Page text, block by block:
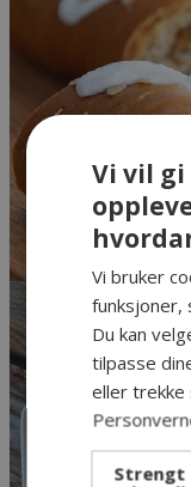
Vi vil gi
Vi bruker
funksjoner,
Du kan
tilpasse
eller trekke
Strengt